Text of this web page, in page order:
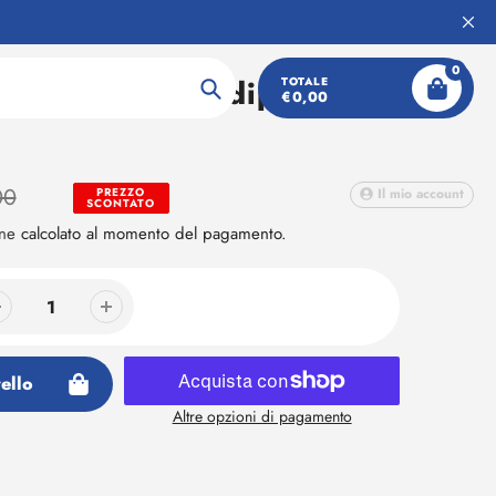
Ricerca
TOTALE
€0,00
0
Il mio account
Adidas Adipower
PREZZO
SCONTATO
calcolato al momento del pagamento.
Altre opzioni di pagamento